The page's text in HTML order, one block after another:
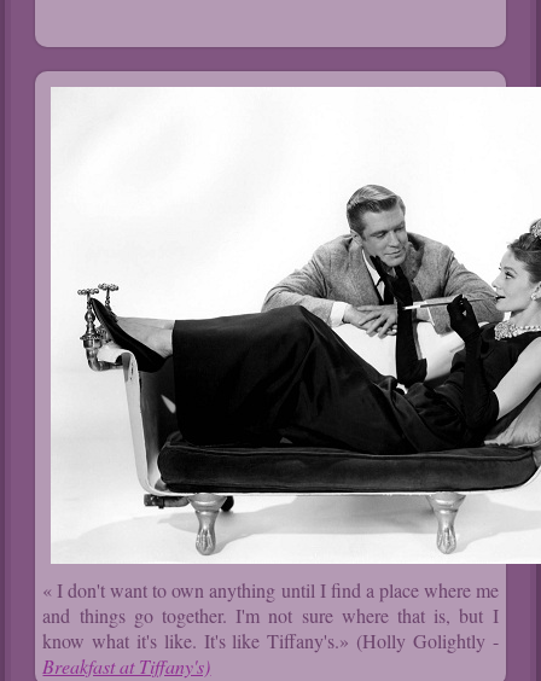
« I don't want to own anything until I find a place where me
and things go together. I'm not sure where that is, but I
know what it's like. It's like Tiffany's.» (Holly Golightly -
Breakfast at Tiffany's)